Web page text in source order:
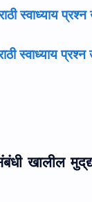
स्वाध्याय प्रश्न
स्वाध्याय प्रश्न
खालील